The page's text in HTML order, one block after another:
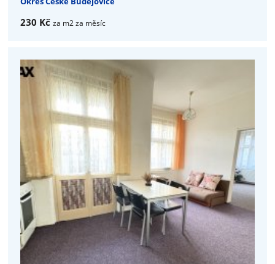
230 Kč za m2 za měsíc